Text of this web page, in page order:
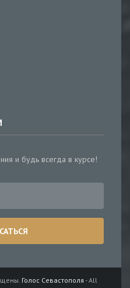
и будь всегда в курсе!
Голос Севастополя - All